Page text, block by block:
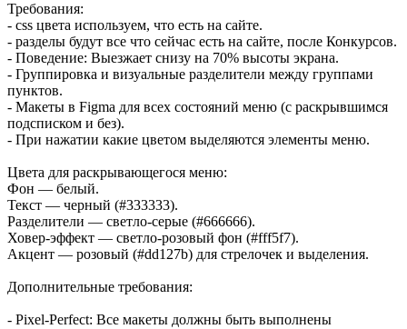
Требования:
- css цвета используем, что есть на сайте.
- разделы будут все что сейчас есть на сайте, после Конкурсов.
- Поведение: Выезжает снизу на 70% высоты экрана.
- Группировка и визуальные разделители между группами
пунктов.
- Макеты в Figma для всех состояний меню (с раскрывшимся
подсписком и без).
- При нажатии какие цветом выделяются элементы меню.
Цвета для раскрывающегося меню:
Фон — белый.
Текст — черный (#333333).
Разделители — светло-серые (#666666).
Ховер-эффект — светло-розовый фон (#fff5f7).
Акцент — розовый (#dd127b) для стрелочек и выделения.
Дополнительные требования:
- Pixel-Perfect: Все макеты должны быть выполнены